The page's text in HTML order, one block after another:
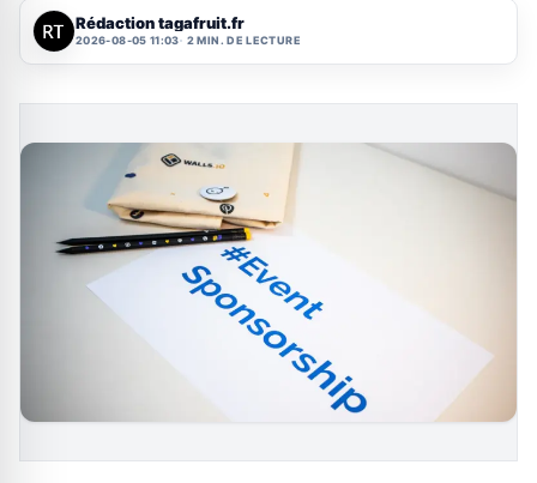
Rédaction tagafruit.fr
2026-08-05 11:03 2 MIN. DE LECTURE